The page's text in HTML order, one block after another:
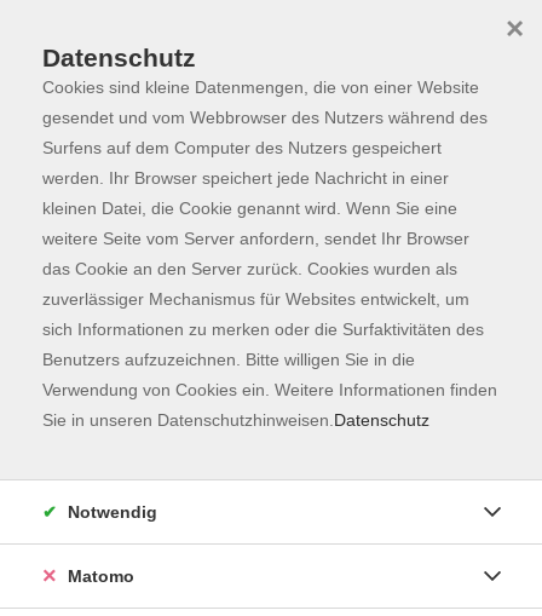
Skip to main content
Programm
Der Kurs konnte nicht gefunden werden.
Kontaktformular
Impressum
AGB
Datenschutzerklärung
Datenschutz
Cookies sind kleine Datenmengen, die von einer Website
gesendet und vom Webbrowser des Nutzers während des
Surfens auf dem Computer des Nutzers gespeichert
werden. Ihr Browser speichert jede Nachricht in einer
kleinen Datei, die Cookie genannt wird. Wenn Sie eine
weitere Seite vom Server anfordern, sendet Ihr Browser
das Cookie an den Server zurück. Cookies wurden als
zuverlässiger Mechanismus für Websites entwickelt, um
sich Informationen zu merken oder die Surfaktivitäten des
Benutzers aufzuzeichnen. Bitte willigen Sie in die
Verwendung von Cookies ein. Weitere Informationen finden
Sie in unseren Datenschutzhinweisen. Datenschutz
×
Notwendig
Matomo